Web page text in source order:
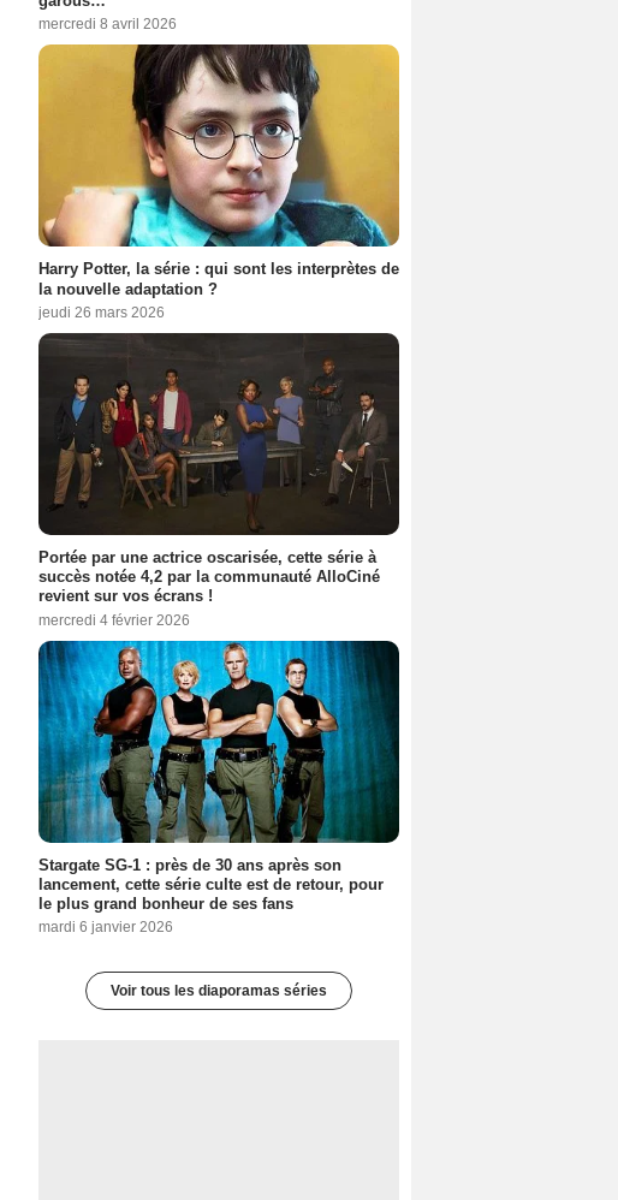
mercredi 8 avril 2026
Harry Potter, la série : qui sont les interprètes de
la nouvelle adaptation ?
jeudi 26 mars 2026
Portée par une actrice oscarisée, cette série à
succès notée 4,2 par la communauté AlloCiné
revient sur vos écrans !
mercredi 4 février 2026
Stargate SG-1 : près de 30 ans après son
lancement, cette série culte est de retour, pour
le plus grand bonheur de ses fans
mardi 6 janvier 2026
Voir tous les diaporamas séries